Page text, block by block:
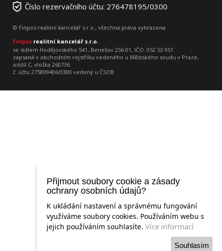
Přijmout soubory cookie a zásady
ochrany osobních údajů?
K ukládání nastavení a správnému fungování
využíváme soubory cookies. Používáním webu s
jejich používáním souhlasíte. Více informací
Souhlasím
Číslo rezervačního účtu: 276478195/0300
© Finpos realitní kancelář s.r.o., všechna práva vyhrazena
Finpos realitní kancelář s.r.o.
se sídlem Hodějovského 541, Benešov 256 01, IČO: 052 53 951
zapsaná v obchodním rejstříku vedeného u Městského soudu v Praze,
oddíl C, vložka 260736
č. účtu 275899406/0300 vedený u ČSOB